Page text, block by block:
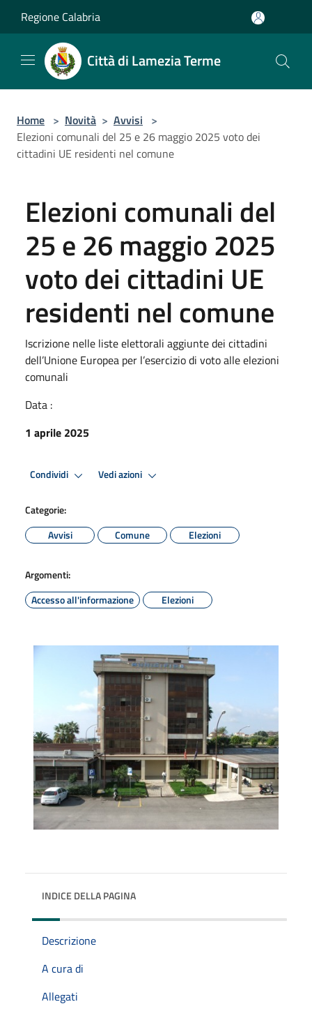
Regione Calabria
Città di Lamezia Terme
Home > Novità > Avvisi >
Elezioni comunali del 25 e 26 maggio 2025 voto dei
cittadini UE residenti nel comune
Elezioni comunali del
25 e 26 maggio 2025
voto dei cittadini UE
residenti nel comune
Iscrizione nelle liste elettorali aggiunte dei cittadini
dell’Unione Europea per l’esercizio di voto alle elezioni
comunali
Data :
1 aprile 2025
Condividi Vedi azioni
Categorie:
Avvisi
Comune Elezioni
Argomenti:
Accesso all'informazione
Elezioni
INDICE DELLA PAGINA
Descrizione
A cura di
Allegati